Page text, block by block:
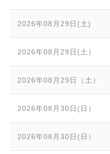
2026年08月29日(土)
2026年08月29日(土）
2026年08月29日（土）
2026年08月30日(日）
2026年08月30日(日）